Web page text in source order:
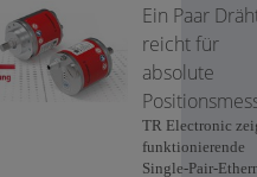
Ein Paar
reicht für
absolute
TR Electronic
funktionierende
Single-Pair-